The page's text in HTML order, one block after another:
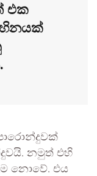
එක
නමුත් එහි
නොවේ. එය